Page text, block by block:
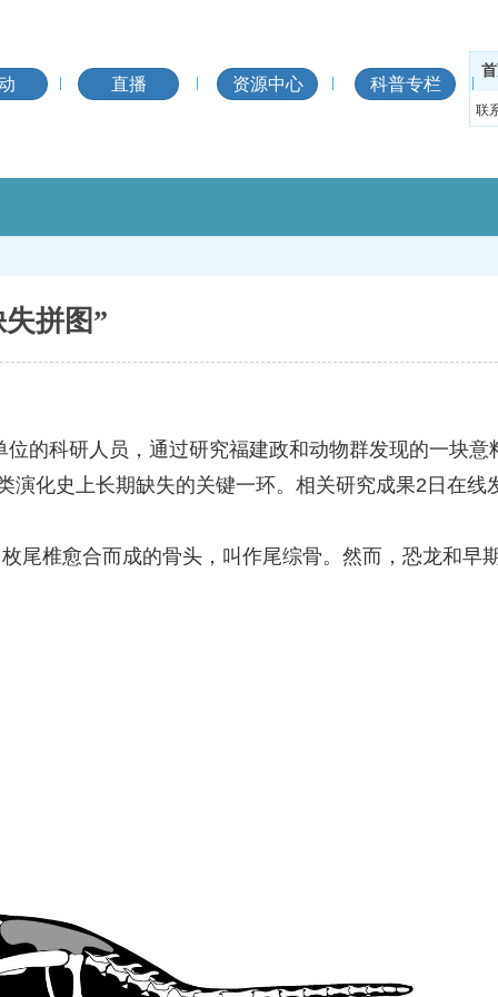
联
直播 资源中心 科普专栏
拼图”
的科研人员，通过研究福建政和动物群发现的一块意
演化史上长期缺失的关键一环。相关研究成果2日在线
尾椎愈合而成的骨头，叫作尾综骨。然而，恐龙和早